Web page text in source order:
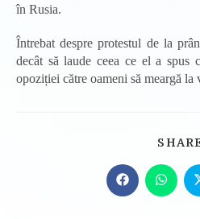
în Rusia.
Întrebat despre protestul de la
decât să laude ceea ce el a
opoziției către oameni să meargă la
Opens
in
Opens
in